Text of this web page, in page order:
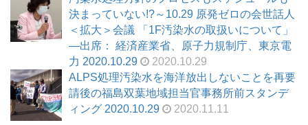
決まっていない!?～10.29 原発ゼロの会世話人
＜拡大＞会議 「1F汚染水の取扱いについて」
―出席： 経済産業省、原子力規制庁、東京電
力 2020.10.29
2020.10.29
ALPS処理汚染水を海洋放出しないことを再要
請後の福島双葉地域担当官事務所前スタンデ
ィング 2020.10.29
2020.11.11